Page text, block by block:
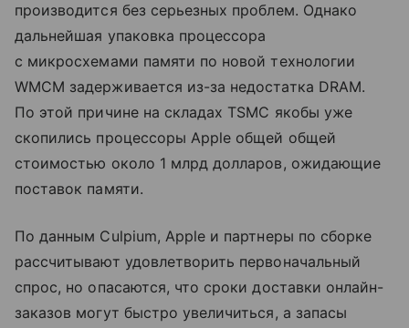
производится без серьезных проблем. Однако
дальнейшая упаковка процессора
с микросхемами памяти по новой технологии
WMCM задерживается из-за недостатка DRAM.
По этой причине на складах TSMC якобы уже
скопились процессоры Apple общей общей
стоимостью около 1 млрд долларов, ожидающие
поставок памяти.
По данным Culpium, Apple и партнеры по сборке
рассчитывают удовлетворить первоначальный
спрос, но опасаются, что сроки доставки онлайн-
заказов могут быстро увеличиться, а запасы